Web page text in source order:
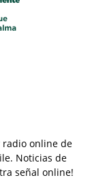
radio online de
Noticias de
señal online!